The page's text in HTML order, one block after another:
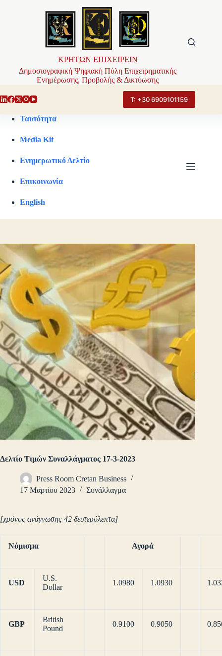
ΚΡΗΤΩΝ ΕΠΙΧΕΙΡΕΙΝ
Δημοσιογραφική Ψηφιακή Πύλη Επιχειρηματικής
Ενημέρωσης, Προβολής & Δικτύωσης
Τ: +30 6909101159
Ταυτότητα
Media Kit
Ενημερωτικό Δελτίο
Επικοινωνία
English
Δελτίο Τιμών Συναλλάγματος 17-3-2023
Press Room Cretan Business
17 Μαρτίου 2023
Συνάλλαγμα
[χρόνος ανάγνωσης 42 δευτερόλεπτα]
Νόμισμα Αγορά
USD
U.S.
Dollar
1.0980 1.0930
GBP
British
Pound
0.9100 0.9050